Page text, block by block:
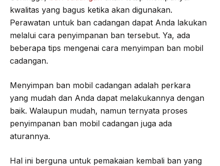
kwalitas yang bagus ketika akan digunakan.
Perawatan untuk ban cadangan dapat Anda lakukan
melalui cara penyimpanan ban tersebut. Ya, ada
beberapa tips mengenai cara menyimpan ban mobil
cadangan.
Menyimpan ban mobil cadangan adalah perkara
yang mudah dan Anda dapat melakukannya dengan
baik. Walaupun mudah, namun ternyata proses
penyimpanan ban mobil cadangan juga ada
aturannya.
Hal ini berguna untuk pemakaian kembali ban yang